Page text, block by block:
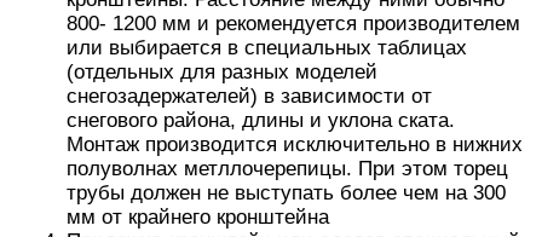
800- 1200 мм и рекомендуется производителем
или выбирается в специальных таблицах
(отдельных для разных моделей
снегозадержателей) в зависимости от
снегового района, длины и уклона ската.
Монтаж производится исключительно в нижних
полуволнах метллочерепицы. При этом торец
трубы должен не выступать более чем на 300
мм от крайнего кронштейна